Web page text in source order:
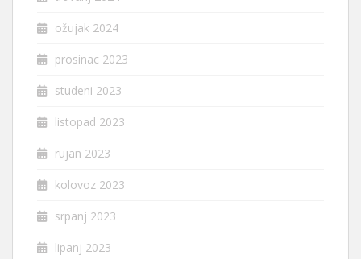
ožujak 2024
prosinac 2023
studeni 2023
listopad 2023
rujan 2023
kolovoz 2023
srpanj 2023
lipanj 2023